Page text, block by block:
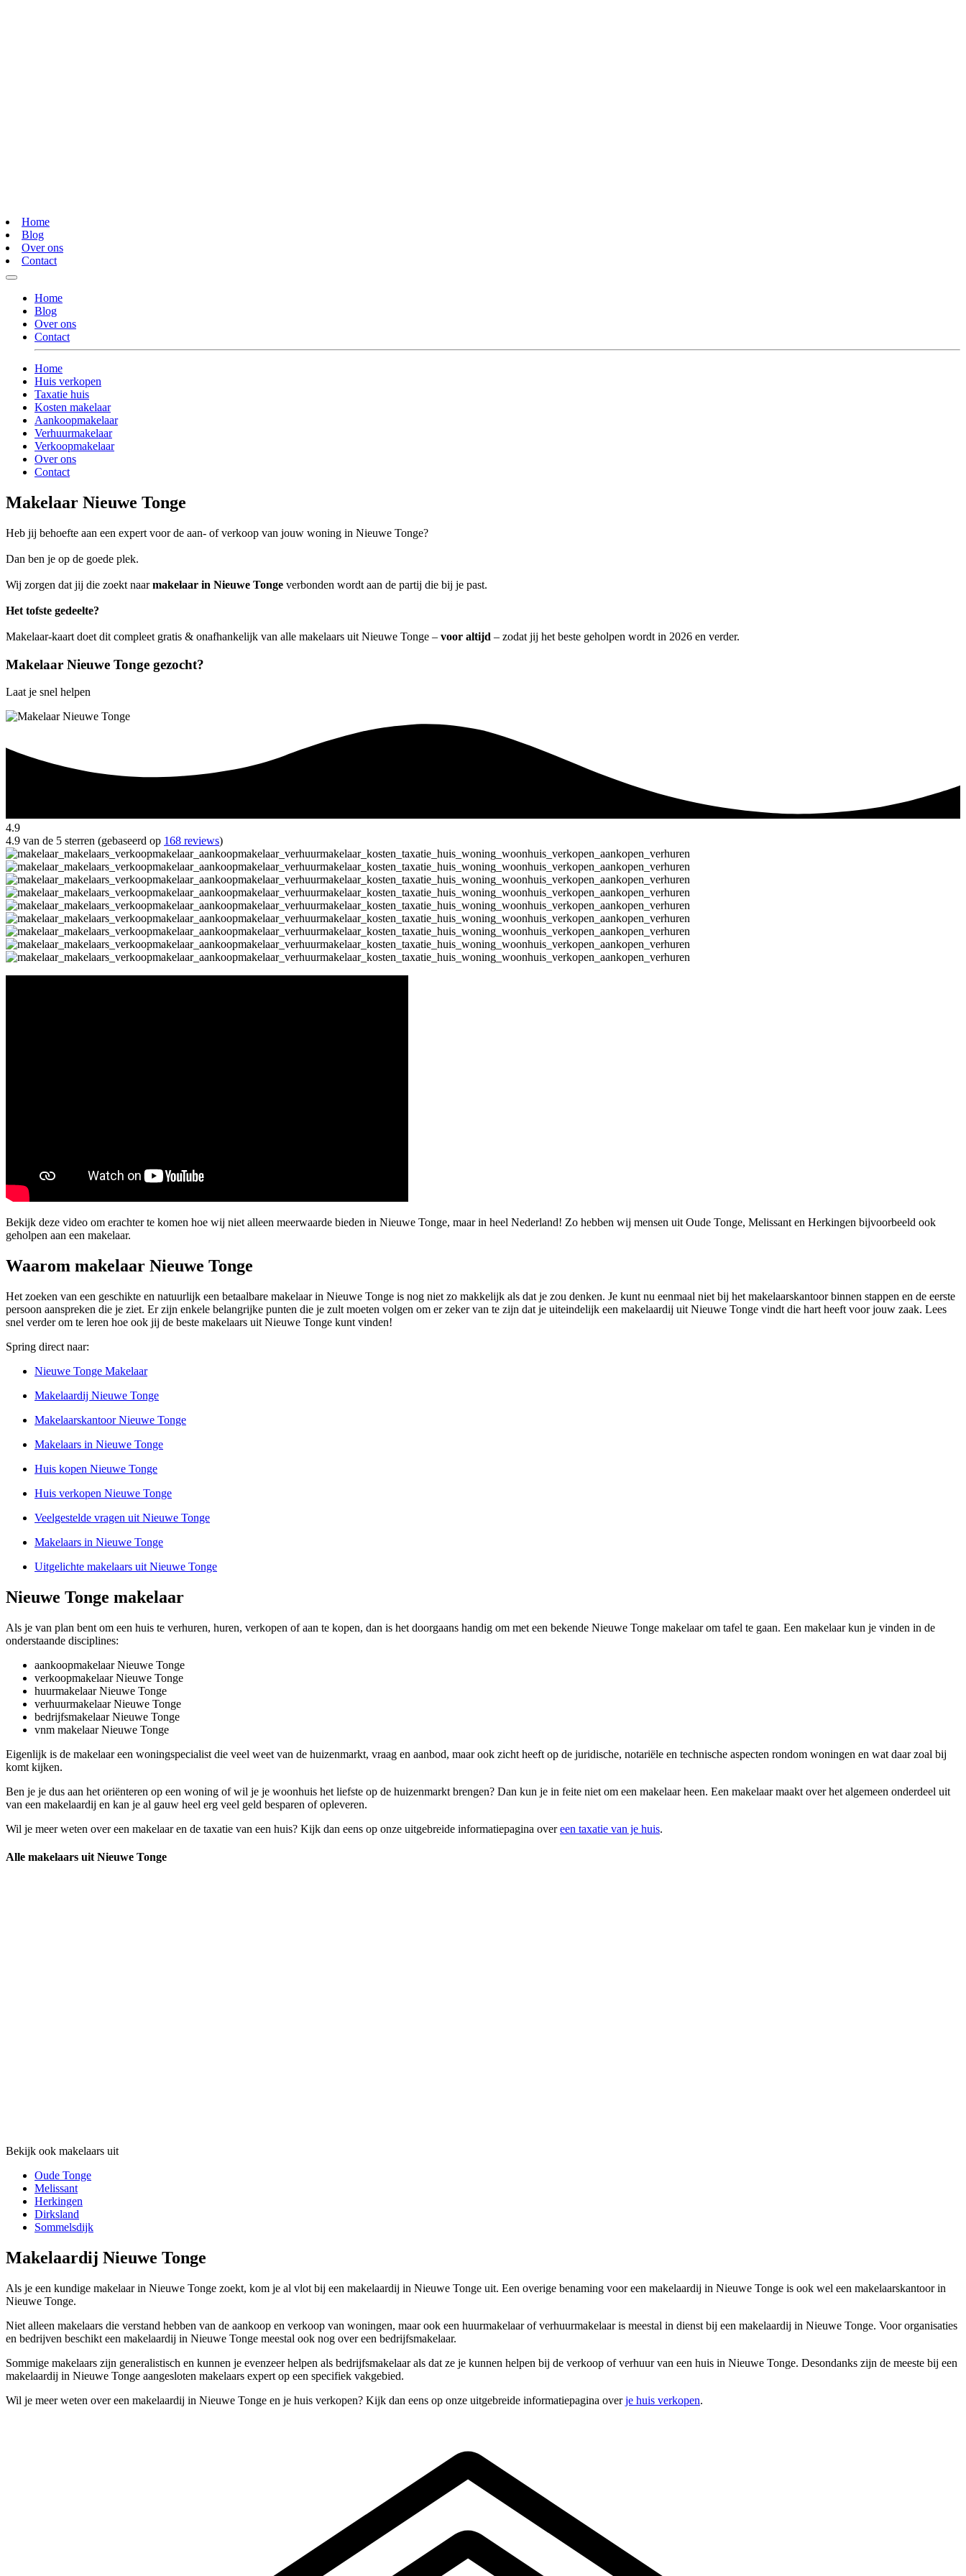
Home
Blog
Over ons
Contact
Home
Blog
Over ons
Contact
Home
Huis verkopen
Taxatie huis
Kosten makelaar
Aankoopmakelaar
Verhuurmakelaar
Verkoopmakelaar
Over ons
Contact
Makelaar Nieuwe Tonge
Heb jij behoefte aan een expert voor de aan- of verkoop van jouw woning in Nieuwe Tonge?
Dan ben je op de goede plek.
Wij zorgen dat jij die zoekt naarmakelaar in Nieuwe Tonge verbonden wordt aan de partij die bij je past.
Het tofste gedeelte?
Makelaar-kaart doet dit compleet gratis & onafhankelijk van alle makelaars uit Nieuwe Tonge – voor altijd – zodat jij het beste geholpen wordt in 2026 en verder.
Makelaar Nieuwe Tonge gezocht?
Laat je snel helpen
4.9
4.9 van de 5 sterren (gebaseerd op 168 reviews)
Bekijk deze video om erachter te komen hoe wij niet alleen meerwaarde bieden in Nieuwe Tonge, maar in heel Nederland! Zo hebben wij mensen uit Oude Tonge, Melissant en Herkingen bijvoorbeeld ook
geholpen aan een makelaar.
Waarom makelaar Nieuwe Tonge
Het zoeken van een geschikte en natuurlijk een betaalbare makelaar in Nieuwe Tonge is nog niet zo makkelijk als dat je zou denken. Je kunt nu eenmaal niet bij het makelaarskantoor binnen stappen en de eerste
persoon aanspreken die je ziet. Er zijn enkele belangrijke punten die je zult moeten volgen om er zeker van te zijn dat je uiteindelijk een makelaardij uit Nieuwe Tonge vindt die hart heeft voor jouw zaak. Lees
snel verder om te leren hoe ook jij de beste makelaars uit Nieuwe Tonge kunt vinden!
Spring direct naar:
Nieuwe Tonge Makelaar
Makelaardij Nieuwe Tonge
Makelaarskantoor Nieuwe Tonge
Makelaars in Nieuwe Tonge
Huis kopen Nieuwe Tonge
Huis verkopen Nieuwe Tonge
Veelgestelde vragen uit Nieuwe Tonge
Makelaars in Nieuwe Tonge
Uitgelichte makelaars uit Nieuwe Tonge
Nieuwe Tonge makelaar
Als je van plan bent om een huis te verhuren, huren, verkopen of aan te kopen, dan is het doorgaans handig om met een bekende Nieuwe Tonge makelaar om tafel te gaan. Een makelaar kun je vinden in de
onderstaande disciplines:
aankoopmakelaar Nieuwe Tonge
verkoopmakelaar Nieuwe Tonge
huurmakelaar Nieuwe Tonge
verhuurmakelaar Nieuwe Tonge
bedrijfsmakelaar Nieuwe Tonge
vnm makelaar Nieuwe Tonge
Eigenlijk is de makelaar een woningspecialist die veel weet van de huizenmarkt, vraag en aanbod, maar ook zicht heeft op de juridische, notariële en technische aspecten rondom woningen en wat daar zoal bij
komt kijken.
Ben je je dus aan het oriënteren op een woning of wil je je woonhuis het liefste op de huizenmarkt brengen? Dan kun je in feite niet om een makelaar heen. Een makelaar maakt over het algemeen onderdeel uit
van een makelaardij en kan je al gauw heel erg veel geld besparen of opleveren.
Wil je meer weten over een makelaar en de taxatie van een huis? Kijk dan eens op onze uitgebreide informatiepagina overeen taxatie van je huis.
Alle makelaars uit Nieuwe Tonge
Bekijk ook makelaars uit
Oude Tonge
Melissant
Herkingen
Dirksland
Sommelsdijk
Makelaardij Nieuwe Tonge
Als je een kundige makelaar in Nieuwe Tonge zoekt, kom je al vlot bij een makelaardij in Nieuwe Tonge uit. Een overige benaming voor een makelaardij in Nieuwe Tonge is ook wel een makelaarskantoor in
Nieuwe Tonge.
Niet alleen makelaars die verstand hebben van de aankoop en verkoop van woningen, maar ook een huurmakelaar of verhuurmakelaar is meestal in dienst bij een makelaardij in Nieuwe Tonge. Voor organisaties
en bedrijven beschikt een makelaardij in Nieuwe Tonge meestal ook nog over een bedrijfsmakelaar.
Sommige makelaars zijn generalistisch en kunnen je evenzeer helpen als bedrijfsmakelaar als dat ze je kunnen helpen bij de verkoop of verhuur van een huis in Nieuwe Tonge. Desondanks zijn de meeste bij een
makelaardij in Nieuwe Tonge aangesloten makelaars expert op een specifiek vakgebied.
Wil je meer weten over een makelaardij in Nieuwe Tonge en je huis verkopen? Kijk dan eens op onze uitgebreide informatiepagina overje huis verkopen.